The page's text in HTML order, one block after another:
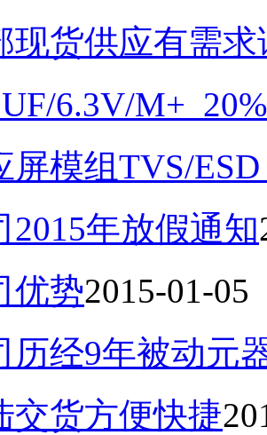
现货供应有需求
6.3V/
屏模组TVS/
2015年放假通知
优势2015-01-05
历经9年被动元
交货方便快捷